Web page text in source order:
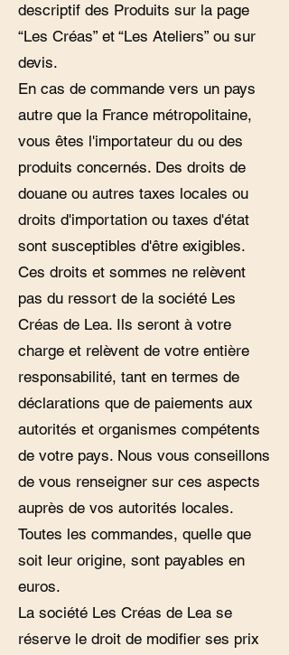
descriptif des Produits sur la page
“Les Créas” et “Les Ateliers” ou sur
devis.
En cas de commande vers un pays
autre que la France métropolitaine,
vous êtes l'importateur du ou des
produits concernés. Des droits de
douane ou autres taxes locales ou
droits d'importation ou taxes d'état
sont susceptibles d'être exigibles.
Ces droits et sommes ne relèvent
pas du ressort de la société Les
Créas de Lea. Ils seront à votre
charge et relèvent de votre entière
responsabilité, tant en termes de
déclarations que de paiements aux
autorités et organismes compétents
de votre pays. Nous vous conseillons
de vous renseigner sur ces aspects
auprès de vos autorités locales.
Toutes les commandes, quelle que
soit leur origine, sont payables en
euros.
La société Les Créas de Lea se
réserve le droit de modifier ses prix